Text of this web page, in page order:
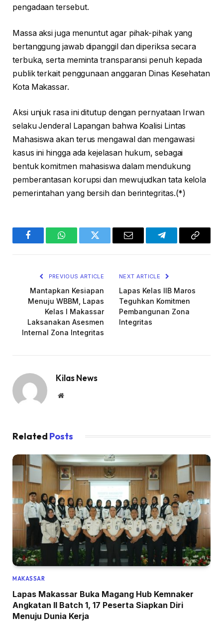
pengadaan tersebut.
Massa aksi juga menuntut agar pihak-pihak yang
bertanggung jawab dipanggil dan diperiksa secara
terbuka, serta meminta transparansi penuh kepada
publik terkait penggunaan anggaran Dinas Kesehatan
Kota Makassar.
Aksi unjuk rasa ini ditutup dengan pernyataan Irwan
selaku Jenderal Lapangan bahwa Koalisi Lintas
Mahasiswa akan terus mengawal dan mengawasi
kasus ini hingga ada kejelasan hukum, sebagai
bentuk komitmen mahasiswa dalam mendukung
pemberantasan korupsi dan mewujudkan tata kelola
pemerintahan yang bersih dan berintegritas.(*)
FacebookWhatsAppTwitter Email TelegramCopy
PREVIOUS ARTICLE
Mantapkan Kesiapan
Menuju WBBM, Lapas
Kelas I Makassar
Laksanakan Asesmen
Internal Zona Integritas
NEXT ARTICLE
Lapas Kelas IIB Maros
Teguhkan Komitmen
Pembangunan Zona
Integritas
Kilas News
Website
Related Posts
MAKASSAR
Lapas Makassar Buka Magang Hub Kemnaker
Angkatan II Batch 1, 17 Peserta Siapkan Diri
Menuju Dunia Kerja